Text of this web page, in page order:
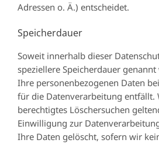
Adressen o. Ä.) entscheidet.
Speicherdauer
Soweit innerhalb dieser
speziellere Speicherdauer
Ihre personenbezogenen Daten
für die Datenverarbeitung entfällt.
berechtigtes Löschersuchen
Einwilligung zur
Ihre Daten gelöscht, sofern wir